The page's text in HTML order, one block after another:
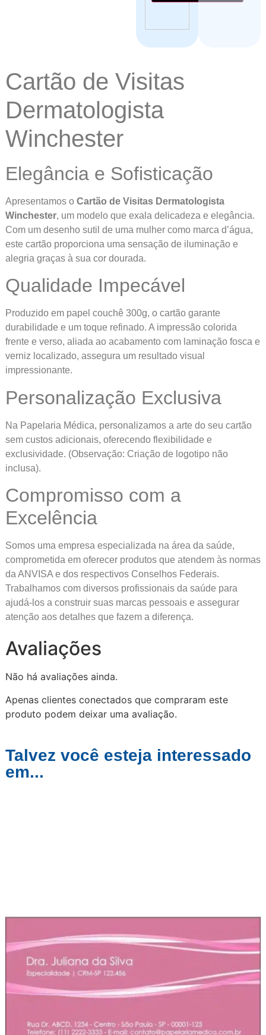
Cartão de Visitas
Dermatologista
Winchester
Elegância e Sofisticação
Apresentamos o Cartão de Visitas Dermatologista
Winchester, um modelo que exala delicadeza e elegância.
Com um desenho sutil de uma mulher como marca d’água,
este cartão proporciona uma sensação de iluminação e
alegria graças à sua cor dourada.
Qualidade Impecável
Produzido em papel couchê 300g, o cartão garante
durabilidade e um toque refinado. A impressão colorida
frente e verso, aliada ao acabamento com laminação fosca e
verniz localizado, assegura um resultado visual
impressionante.
Personalização Exclusiva
Na Papelaria Médica, personalizamos a arte do seu cartão
sem custos adicionais, oferecendo flexibilidade e
exclusividade. (Observação: Criação de logotipo não
inclusa).
Compromisso com a
Excelência
Somos uma empresa especializada na área da saúde,
comprometida em oferecer produtos que atendem às normas
da ANVISA e dos respectivos Conselhos Federais.
Trabalhamos com diversos profissionais da saúde para
ajudá-los a construir suas marcas pessoais e assegurar
atenção aos detalhes que fazem a diferença.
Avaliações
Não há avaliações ainda.
Apenas clientes conectados que compraram este
produto podem deixar uma avaliação.
Talvez você esteja interessado
em...